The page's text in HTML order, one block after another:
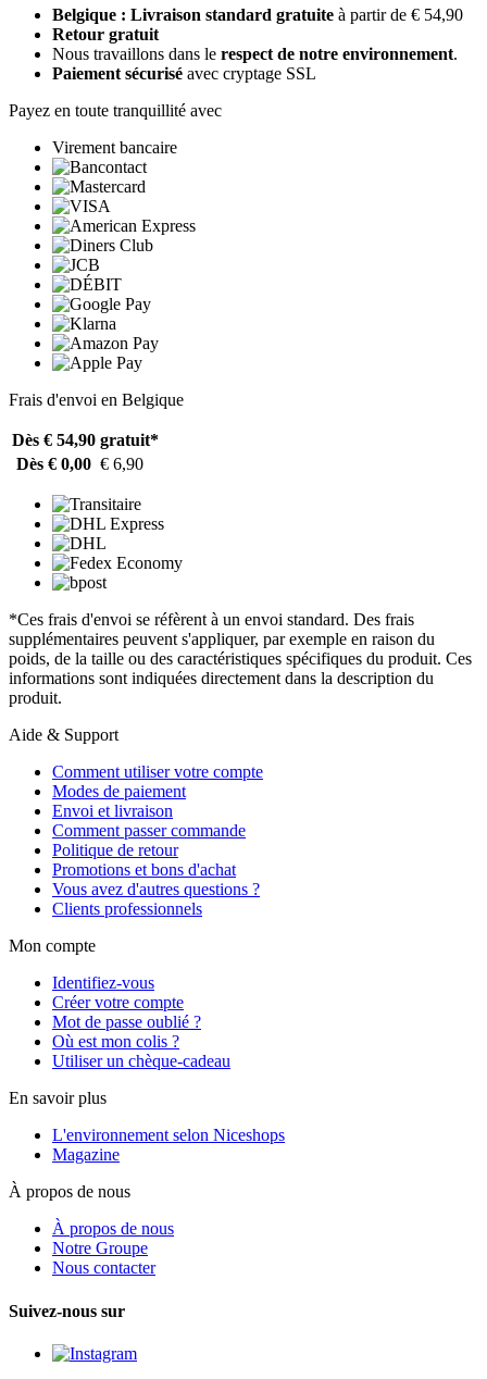
Belgique : Livraison standard gratuite à partir de € 54,90
Retour gratuit
Nous travaillons dans le respect de notre environnement.
Paiement sécurisé avec cryptage SSL
Payez en toute tranquillité avec
Virement bancaire
Frais d'envoi en Belgique
Dès € 54,90 gratuit*
Dès € 0,00 € 6,90
*Ces frais d'envoi se réfèrent à un envoi standard. Des frais
supplémentaires peuvent s'appliquer, par exemple en raison du
poids, de la taille ou des caractéristiques spécifiques du produit. Ces
informations sont indiquées directement dans la description du
produit.
Aide & Support
Comment utiliser votre compte
Modes de paiement
Envoi et livraison
Comment passer commande
Politique de retour
Promotions et bons d'achat
Vous avez d'autres questions ?
Clients professionnels
Mon compte
Identifiez-vous
Créer votre compte
Mot de passe oublié ?
Où est mon colis ?
Utiliser un chèque-cadeau
En savoir plus
L'environnement selon Niceshops
Magazine
À propos de nous
À propos de nous
Notre Groupe
Nous contacter
Suivez-nous sur